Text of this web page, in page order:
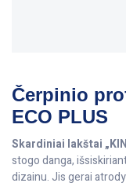
Čerpinio
ECO PLUS
Skardiniai lakštai
stogo danga,
dizainu. Jis gerai